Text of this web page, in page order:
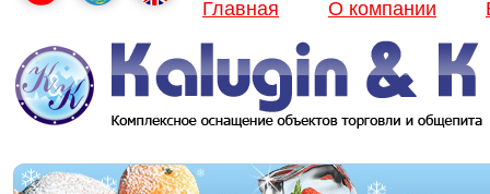
Главная О компании